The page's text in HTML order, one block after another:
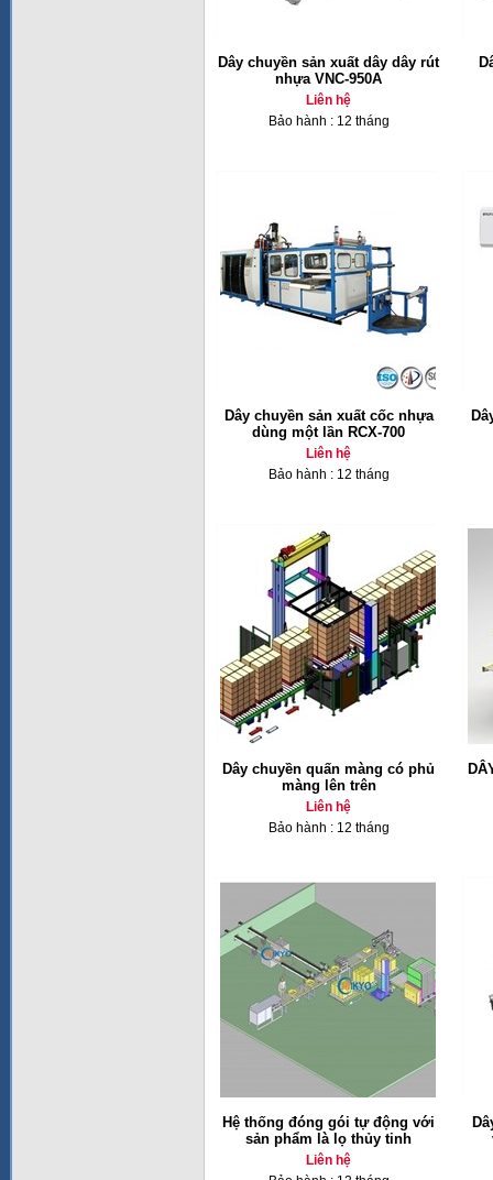
Dây chuyền sản xuất dây dây rút
nhựa VNC-950A
Liên hệ
Bảo hành : 12 tháng
Dây chuyền sản xuất cốc nhựa
dùng một lần RCX-700
Liên hệ
Bảo hành : 12 tháng
Dây chuyền quấn màng có phủ
màng lên trên
Liên hệ
Bảo hành : 12 tháng
Hệ thống đóng gói tự động với
sản phẩm là lọ thủy tinh
Liên hệ